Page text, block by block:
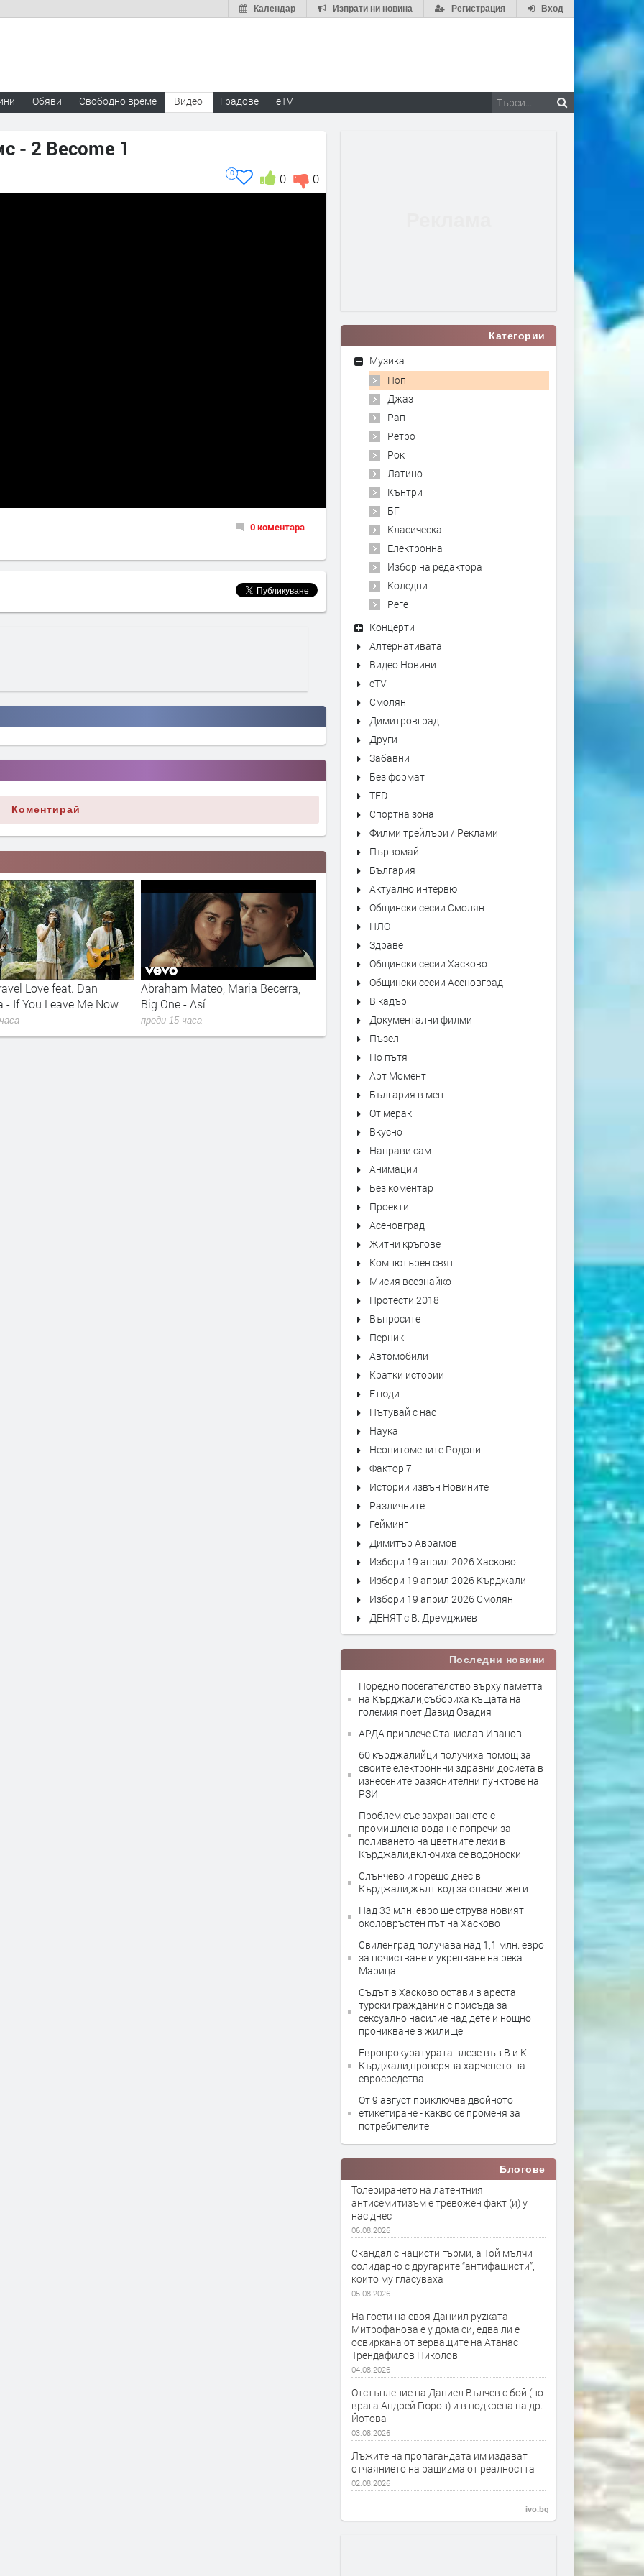
Вход
Регистрация
Изпрати ни новина
Календар
Обяви Свободно време Видео Градове eTV
- 2 Become 1
0
0
0
0 коментара
Коментирай
Mateo, Maria Becerra,
- Así
Надежда Богоев - Огън и земя
преди 16 часа
Yngwie Malmsteen - Now Or
преди 19 часа
Категории
Музика
Поп
Джаз
Рап
Ретро
Рок
Латино
Кънтри
БГ
Класическа
Електронна
Избор на редактора
Коледни
Реге
Концерти
Алтернативата
Видео Новини
eTV
Смолян
Димитровград
Други
Забавни
Без формат
TED
Спортна зона
Филми трейлъри / Реклами
Първомай
България
Актуално интервю
Общински сесии Смолян
НЛО
Здраве
Общински сесии Хасково
Общински сесии Асеновград
В кадър
Документални филми
Пъзел
По пътя
Арт Момент
България в мен
От мерак
Вкусно
Направи сам
Анимации
Без коментар
Проекти
Асеновград
Житни кръгове
Компютърен свят
Мисия всезнайко
Протести 2018
Въпросите
Перник
Автомобили
Кратки истории
Етюди
Пътувай с нас
Наука
Неопитомените Родопи
Фактор 7
Истории извън Новините
Различните
Гейминг
Димитър Аврамов
Избори 19 април 2026 Хасково
Избори 19 април 2026 Кърджали
Избори 19 април 2026 Смолян
ДЕНЯТ с В. Дремджиев
Последни новини
Поредно посегателство върху паметта
на Кърджали,събориха къщата на
големия поет Давид Овадия
АРДА привлече Станислав Иванов
60 кърджалийци получиха помощ за
своите електроннни здравни досиета в
изнесените разяснителни пунктове на
РЗИ
Проблем със захранването с
промишлена вода не попречи за
поливането на цветните лехи в
Кърджали,включиха се водоноски
Слънчево и горещо днес в
Кърджали,жълт код за опасни жеги
Над 33 млн. евро ще струва новият
околовръстен път на Хасково
Свиленград получава над 1,1 млн. евро
за почистване и укрепване на река
Марица
Съдът в Хасково остави в ареста
турски гражданин с присъда за
сексуално насилие над дете и нощно
проникване в жилище
Европрокуратурата влезе във В и К
Кърджали,проверява харченето на
евросредства
От 9 август приключва двойното
етикетиране - какво се променя за
потребителите
Блогове
Толерирането на латентния
антисемитизъм е тревожен факт (и) у
нас днес
06.08.2026
Скандал с нацисти гърми, а Той мълчи
солидарно с другарите “антифашисти”,
които му гласуваха
05.08.2026
На гости на своя Даниил руzката
Митрофанова е у дома си, едва ли е
освиркана от верващите на Атанас
Трендафилов Николов
04.08.2026
Отстъпление на Даниел Вълчев с бой (по
врага Андрей Гюров) и в подкрепа на др.
Йотова
03.08.2026
Лъжите на пропагандата им издават
отчаянието на рашиzма от реалността
02.08.2026
ivo.bg